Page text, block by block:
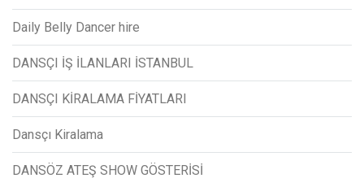
Daily Belly Dancer hire
DANSÇI İŞ İLANLARI İSTANBUL
DANSÇI KİRALAMA FİYATLARI
Dansçı Kiralama
DANSÖZ ATEŞ SHOW GÖSTERİSİ